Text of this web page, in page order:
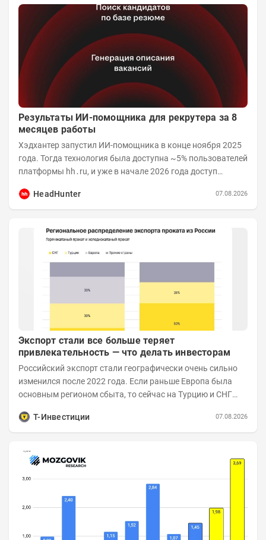
Результаты ИИ-помощника для рекрутера за 8
месяцев работы
Хэдхантер запустил ИИ-помощника в конце ноября 2025
года. Тогда технология была доступна ~5% пользователей
платформы hh․ru, и уже в начале 2026 года доступ
HeadHunter
07.08.2026
Экспорт стали все больше теряет
привлекательность — что делать инвесторам
Российский экспорт стали географически очень сильно
изменился после 2022 года. Если раньше Европа была
основным регионом сбыта, то сейчас на Турцию и СНГ
Т-Инвестиции
07.08.2026